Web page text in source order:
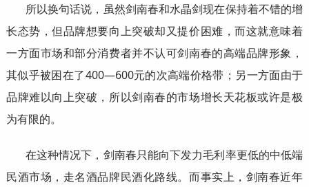
所以换句话说，虽然剑南春和水晶剑现在保持着不错的增
长态势，但品牌想要向上突破却又提价困难，而这就意味着
一方面市场和部分消费者并不认可剑南春的高端品牌形象，
其似乎被困在了400—600元的次高端价格带；另一方面由于
品牌难以向上突破，所以剑南春的市场增长天花板或许是极
为有限的。
在这种情况下，剑南春只能向下发力毛利率更低的中低端
民酒市场，走名酒品牌民酒化路线。而事实上，剑南春近年